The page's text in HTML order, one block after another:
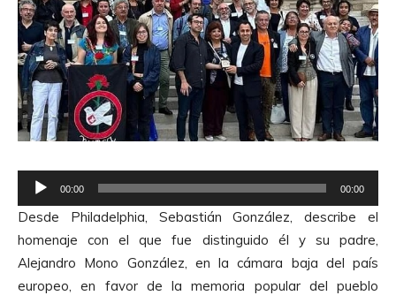
e
p
r
o
d
00:00 00:00
Desde Philadelphia, Sebastián González, describe el
homenaje con el que fue distinguido él y su padre,
Alejandro Mono González, en la cámara baja del país
europeo, en favor de la memoria popular del pueblo